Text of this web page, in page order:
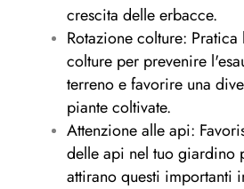
crescita delle erbacce.
Rotazione colture:
colture per prevenire
terreno e favorire una
piante coltivate.
Attenzione alle api:
delle api nel tuo giardino
attirano questi importanti